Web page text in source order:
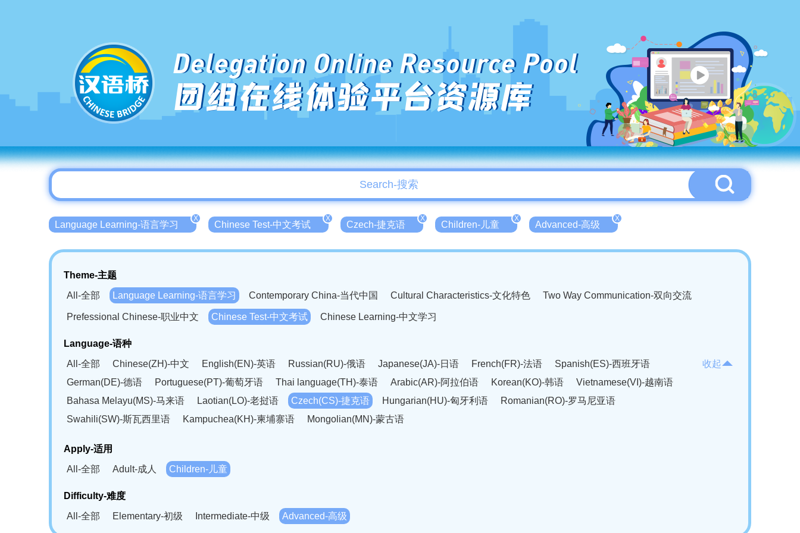
Delegation Online Resource Pool
团组在线体验平台资源库
Language Learning-语言学习
X
Chinese Test-中文考试
X
Czech-捷克语
X
Children-儿童
X
Advanced-高级
X
Theme-主题
All-全部
Language Learning-语言学习 Contemporary China-当代中国 Cultural Characteristics-文化特色 Two Way Communication-双向交流
Prefessional Chinese-职业中文 Chinese Test-中文考试 Chinese Learning-中文学习
Language-语种
All-全部
Chinese(ZH)-中文 English(EN)-英语 Russian(RU)-俄语 Japanese(JA)-日语 French(FR)-法语
Spanish(ES)-西班牙语
German(DE)-德语
Portuguese(PT)-葡萄牙语 Thai language(TH)-泰语 Arabic(AR)-阿拉伯语 Korean(KO)-韩语
Vietnamese(VI)-越南语
Bahasa Melayu(MS)-马来语
Laotian(LO)-老挝语 Czech(CS)-捷克语 Hungarian(HU)-匈牙利语
Romanian(RO)-罗马尼亚语
Swahili(SW)-斯瓦西里语
Kampuchea(KH)-柬埔寨语 Mongolian(MN)-蒙古语
收起
Apply-适用
All-全部
Adult-成人 Children-儿童
Difficulty-难度
All-全部
Elementary-初级 Intermediate-中级 Advanced-高级